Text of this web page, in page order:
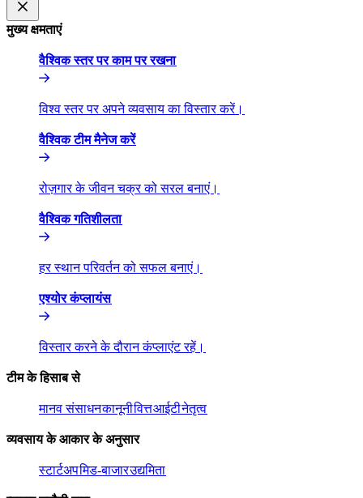
मुख्य क्षमताएं​​
वैश्विक स्तर पर काम पर रखना​​
विश्व स्तर पर अपने व्यवसाय का विस्तार करें।​​
वैश्विक टीम मैनेज करें​​
रोज़गार के जीवन चक्र को सरल बनाएं।​​
वैश्विक गतिशीलता​​
हर स्थान परिवर्तन को सफल बनाएं।​​
एश्योर कंप्लायंस​​
विस्तार करने के दौरान कंप्लाएंट रहें।​​
टीम के हिसाब से​​
मानव संसाधन​​कानूनी​​वित्त​​आईटी​​नेतृत्व​​
व्यवसाय के आकार के अनुसार​​
स्टार्टअप​​मिड-बाजार​​उद्यमिता​​